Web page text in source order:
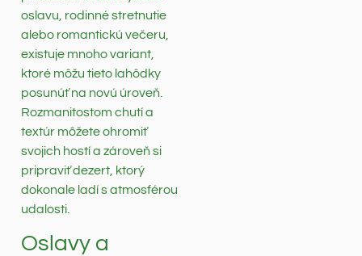
oslavu, rodinné stretnutie
alebo romantickú večeru,
existuje mnoho variant,
ktoré môžu tieto lahôdky
posunúť na novú úroveň.
Rozmanitostom chutí a
textúr môžete ohromiť
svojich hostí a zároveň si
pripraviť dezert, ktorý
dokonale ladí s atmosférou
udalosti.
Oslavy a